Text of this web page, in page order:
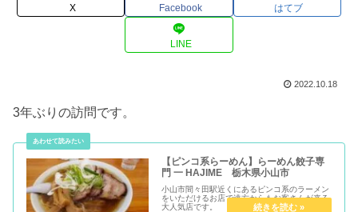
X Facebook はてブ
LINE
2022.10.18
3年ぶりの訪問です。
【ピンコ系らーめん】らーめん餃子専
門 一 HAJIME 栃木県小山市
小山市間々田駅近くにあるピンコ系のラーメン
をいただけるお店で遠方からもお客さんが来る
大人気店です。